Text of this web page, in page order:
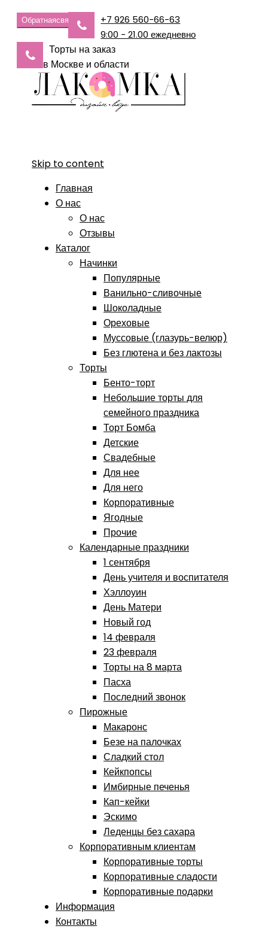
Обратнаясвязь
+7 926 560-66-63
9:00 - 21.00 ежедневно
Торты на заказ
в Москве и области
Skip to content
Главная
О нас
О нас
Отзывы
Каталог
Начинки
Популярные
Ванильно-сливочные
Шоколадные
Ореховые
Муссовые (глазурь-велюр)
Без глютена и без лактозы
Торты
Бенто-торт
Небольшие торты для
семейного праздника
Торт Бомба
Детские
Свадебные
Для нее
Для него
Корпоративные
Ягодные
Прочие
Календарные праздники
1 сентября
День учителя и воспитателя
Хэллоуин
День Матери
Новый год
14 февраля
23 февраля
Торты на 8 марта
Пасха
Последний звонок
Пирожные
Макаронс
Безе на палочках
Сладкий стол
Кейкпопсы
Имбирные печенья
Кап-кейки
Эскимо
Леденцы без сахара
Корпоративным клиентам
Корпоративные торты
Корпоративные сладости
Корпоративные подарки
Информация
Контакты